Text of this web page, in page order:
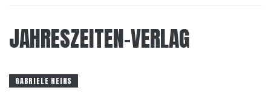
JAHRESZEITEN-VERLAG
GABRIELE HEINS